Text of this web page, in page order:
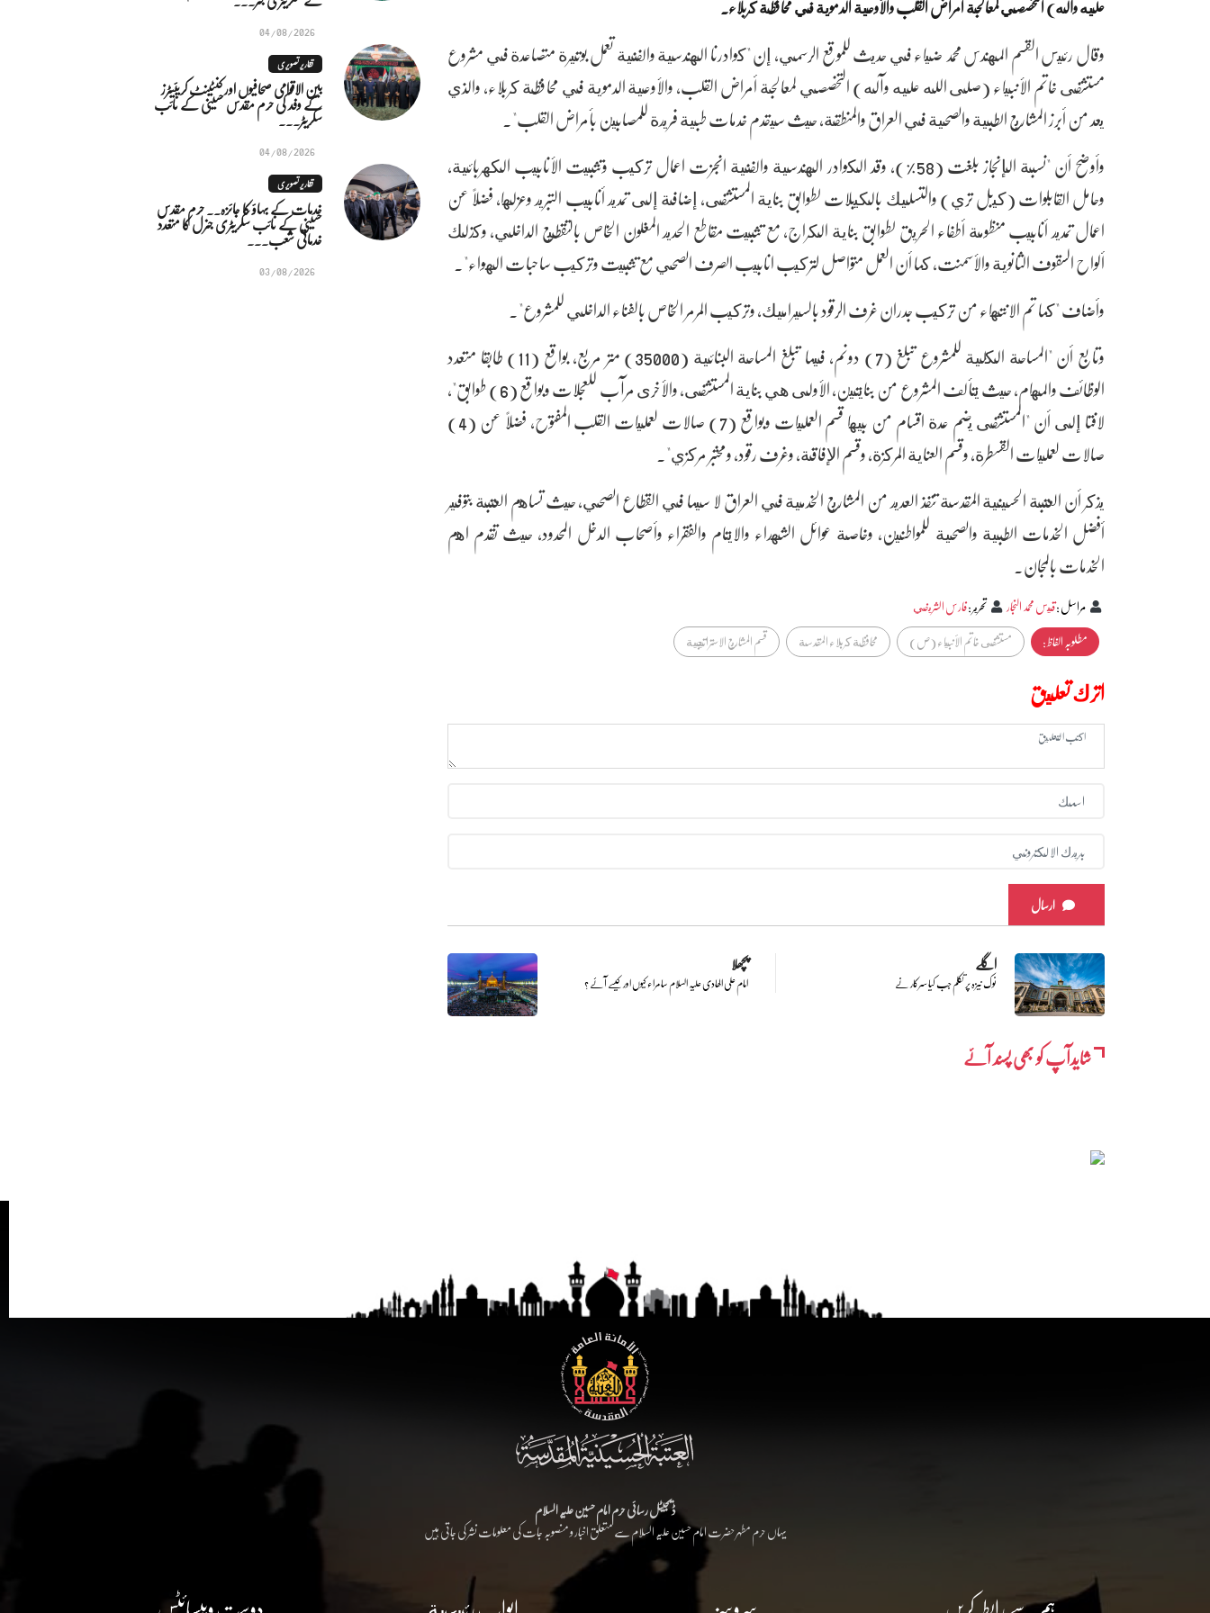
وقال رئيس القسم المهندس محمد ضياء في حديث للموقع الرسمي، إن "كوادرنا الهندسية والفنية تعمل بوتيرة متصاعدة في مشروع
مستشفى خاتم الأنبياء (صلى الله عليه وآله) التخصصي لمعالجة أمراض القلب، والأوعية الدموية في محافظة كربلاء، والذي
يعد من أبرز المشاريع الطبية والصحية في العراق والمنطقة، حيث سيقدم خدمات طبية فريدة للمصابين بأمراض القلب".
وأوضح أن "نسبة الإنجاز بلغت (58%)، وقد الكوادر الهندسية والفنية انجزت اعمال تركيب وتثبيت الأنابيب الكهربائية،
وحامل القابلوات (كيبل تري) والتسليك بالكيبلات لطوابق بناية المستشفى، إضافة إلى تمديد أنابيب التبريد وعزلها، فضلاً عن
اعمال تمديد أنابيب منظومة أطفاء الحريق لطوابق بناية الكراج، مع تثبيت مقاطع الحديد المغلون الخاص بالتقطيع الداخلي، وكذلك
ألواح السقوف الثانوية والأسمنت، كما أن العمل متواصل لتركيب انابيب الصرف الصحي مع تثبيت وتركيب ساحبات الهواء".
وأضاف "كما تم الانتهاء من تركيب جدران غرف الرقود بالسيراميك، وتركيب المرمر الخاص بالفناء الداخلي للمشروع".
وتابع أن "المساحة الكلية للمشروع تبلغ (7) دونم، فيما تبلغ المساحة البنائية (35000) متر مربع، بواقع (11) طابقا متعدد
الوظائف والمهام، حيث يتألف المشروع من بنايتين، الأولى هي بناية المستشفى، والأخرى مرآب للعجلات وبواقع (6) طوابق"،
لافتا إلى أن "المستشفى يضم عدة اقسام من بيها قسم العمليات وبواقع (7) صالات لعمليات القلب المفتوح، فضلاً عن (4)
صالات لعمليات القسطرة، وقسم العناية المركزة، وقسم الإفاقة، وغرف رقود، ومختبر مركزي".
يذكر أن العتبة الحسينية المقدسة تنفذ العديد من المشاريع الخدمية في العراق لا سيما في القطاع الصحي، حيث تساهم العتبة بتوفير
أفضل الخدمات الطبية والصحية للمواطنين، وخاصة عوائل الشهداء والايتام والفقراء وأصحاب الدخل المحدود، حيث تقدم اهم
الخدمات بالمجان.
مراسل:قيس محمد النجار تحرير:فارس الشريفي
مطلوبہ الفاظ :
مستشفى خاتم الأنبياء (ص) محافظة كربلاء المقدسة قسم المشاريع الاستراتيجية
اترك تعليق
ارسال
پچھلا
امام علی الھادی علیہ السلام سامراء کیوں اور کیسے آئے ؟
اگلے
نوک نیزہ پر تکلم جب کیا سرکار نے
شایدآپ کو بھی پسند آئے
04/08/2026
تقاریر تصویری
بین الاقوامی صحافیوں اور کنٹینٹ کریئیٹرز
کے وفد کی حرم مقدس حسینی کے نائب
سکریٹر...
04/08/2026
تقاریر تصویری
خدمات کے بہاؤ کا جائزہ.. حرم مقدس
حسینی کے نائب سکریٹری جنرل کا متعدد
خدماتی شعب...
03/08/2026
ڈیجیٹل رسائی حرم امام حسین علیہ السلام
یہاں حرم مطہر حضرت امام حسین علیہ السلام سے متعلق اخبار و منصوبہ جات کی معلومات نشر کی جاتی ہیں